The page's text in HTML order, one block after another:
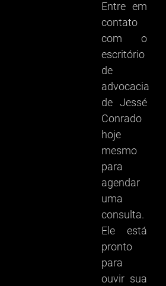
Entre em
contato
com o
escritório
de
advocacia
de Jessé
Conrado
hoje
mesmo
para
agendar
uma
consulta.
Ele está
pronto
para
ouvir sua